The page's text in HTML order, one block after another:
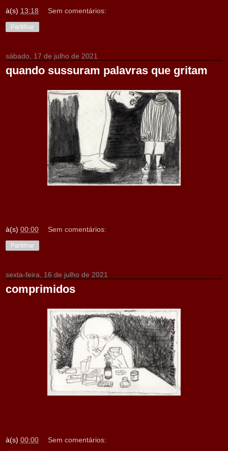
à(s) 13:18 Sem comentários:
Partilhar
sábado, 17 de julho de 2021
quando sussuram palavras que gritam
à(s) 00:00 Sem comentários:
Partilhar
sexta-feira, 16 de julho de 2021
comprimidos
à(s) 00:00 Sem comentários: